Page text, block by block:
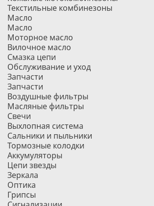
Текстильные комбинезоны
Масло
Масло
Моторное масло
Вилочное масло
Смазка цепи
Обслуживание и уход
Запчасти
Запчасти
Воздушные фильтры
Масляные фильтры
Свечи
Выхлопная система
Сальники и пыльники
Тормозные колодки
Аккумуляторы
Цепи звезды
Зеркала
Оптика
Грипсы